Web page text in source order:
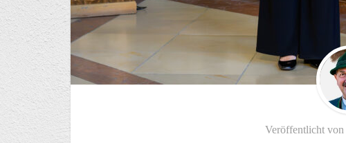
Veröffentlicht von